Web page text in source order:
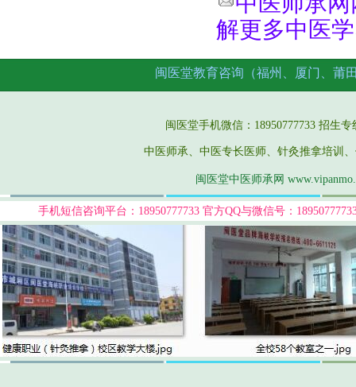
解更多中医
闽医堂手机微信：18950777733 招生
中医师承、中医专长医师、针灸推拿培训
闽医堂中医师承网
手机短信咨询平台：18950777733 官方QQ与微信号：
闽医堂教育咨询（福州、厦门、莆